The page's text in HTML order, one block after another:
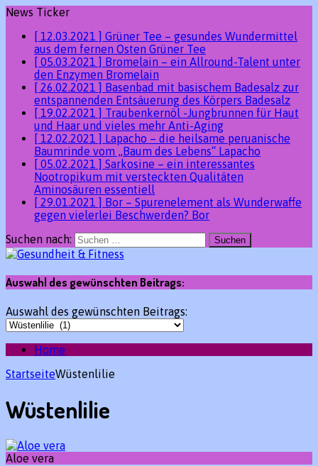
News Ticker
[ 12.03.2021 ] Grüner Tee – gesundes Wundermittel
aus dem fernen Osten Grüner Tee
[ 05.03.2021 ] Bromelain – ein Allround-Talent unter
den Enzymen Bromelain
[ 26.02.2021 ] Basenbad mit basischem Badesalz zur
entspannenden Entsäuerung des Körpers Badesalz
[ 19.02.2021 ] Traubenkernöl -Jungbrunnen für Haut
und Haar und vieles mehr Anti-Aging
[ 12.02.2021 ] Lapacho – die heilsame peruanische
Baumrinde vom „Baum des Lebens“ Lapacho
[ 05.02.2021 ] Sarkosine – ein interessantes
Nootropikum mit versteckten Qualitäten
Aminosäuren essentiell
[ 29.01.2021 ] Bor – Spurenelement als Wunderwaffe
gegen vielerlei Beschwerden? Bor
Suchen nach:
Auswahl des gewünschten Beitrags:
Auswahl des gewünschten Beitrags:
Home
StartseiteWüstenlilie
Wüstenlilie
Aloe vera